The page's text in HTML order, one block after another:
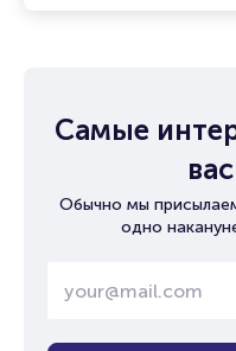
Самые
Обычно мы
одно